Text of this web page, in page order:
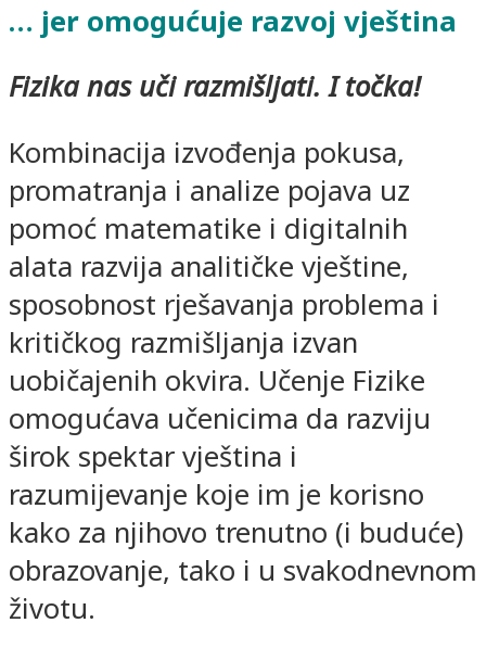
… jer omogućuje razvoj vještina
Fizika nas uči razmišljati. I točka!
Kombinacija izvođenja pokusa,
promatranja i analize pojava uz
pomoć matematike i digitalnih
alata razvija analitičke vještine,
sposobnost rješavanja problema i
kritičkog razmišljanja izvan
uobičajenih okvira. Učenje Fizike
omogućava učenicima da razviju
širok spektar vještina i
razumijevanje koje im je korisno
kako za njihovo trenutno (i buduće)
obrazovanje, tako i u svakodnevnom
životu.